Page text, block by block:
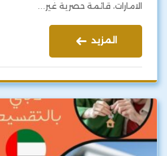
الامارات، قائمة حصرية غير…
المزيد